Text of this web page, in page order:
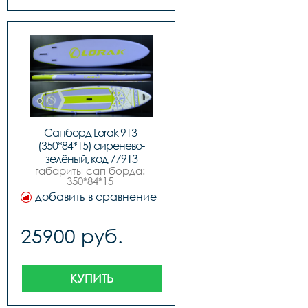
плавника,рюкзак-сумка
для переноски
Сапборд Lorak 913
(350*84*15) сиренево-
зелёный, код 77913
габариты сап борда:
350*84*15
см,максимальное
давление 15psi 1
кг,комплектация:,sup
доска,ручной насос
давления,алюминиевое
весло,съемный
центральный и боковые
плавники,всего 3
плавника,рюкзак-сумка
добавить в сравнение
25900 руб.
КУПИТЬ